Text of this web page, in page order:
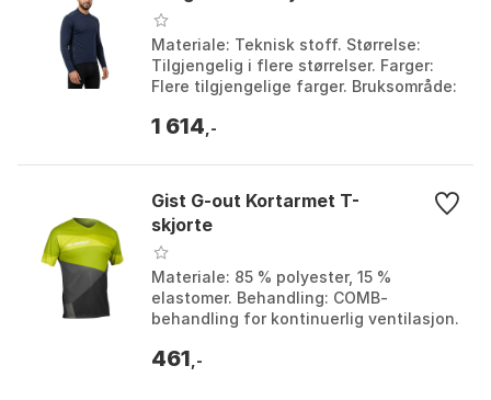
Materiale: Teknisk stoff. Størrelse:
Tilgjengelig i flere størrelser. Farger:
Flere tilgjengelige farger. Bruksområde:
gr...
1 614 ,-
Gist G-out Kortarmet T-
skjorte
Materiale: 85 % polyester, 15 %
elastomer. Behandling: COMB-
behandling for kontinuerlig ventilasjon.
lett. Opprinnelsesland:...
461 ,-